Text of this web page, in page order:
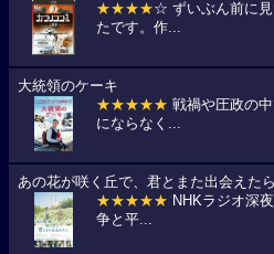
★★★★☆ ずいぶん前に見
たです。作...
大統領のケーキ
★★★★★ 戦禍や圧政の
にならなく...
あの花が咲く丘で、君とまた出会えたら
★★★★★ NHKラジオ深
争と平...